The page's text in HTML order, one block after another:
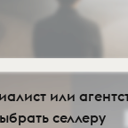
или
селлеру